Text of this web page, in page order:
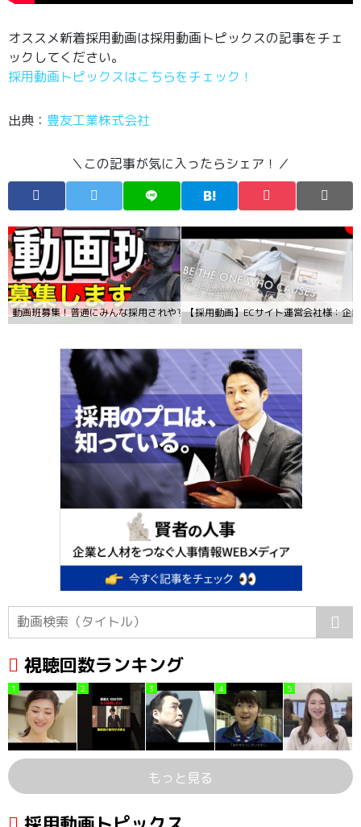
オススメ新着採用動画は採用動画トピックスの記事をチェ
ックしてください。
採用動画トピックスはこちらをチェック！
出典： 豊友工業株式会社
＼この記事が気に入ったらシェア！／
【採用動画】ECサイト運営会社様：企
動画班募集！普通にみんな採用されやすいよー∠( ･´ｰ･｀)／
視聴回数ランキング
1 2 3 4 5
もっと見る